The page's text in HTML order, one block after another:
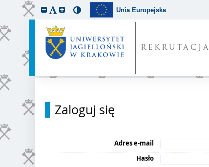
Unia Europejska
REKRUTACJA
Zaloguj się
Adres e-mail
Hasło